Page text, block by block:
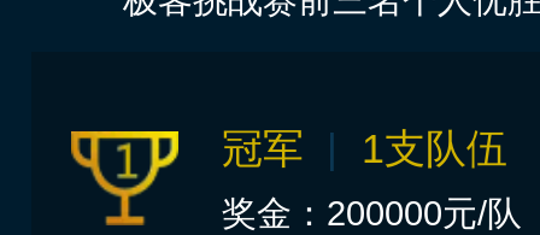
冠军 | 1支队伍
奖金：200000元/队